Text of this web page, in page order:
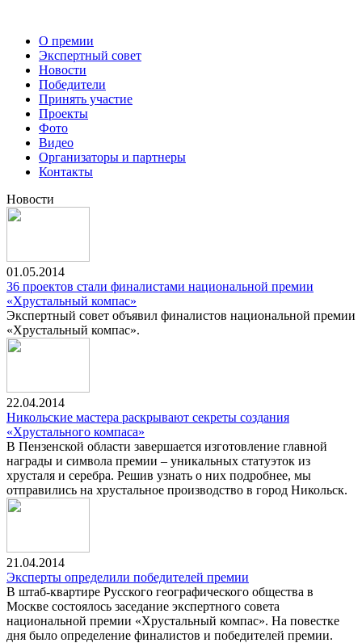
О премии
Экспертный совет
Новости
Победители
Принять участие
Проекты
Фото
Видео
Организаторы и партнеры
Контакты
Новости
01.05.2014
36 проектов стали финалистами национальной премии
«Хрустальный компас»
Экспертный совет объявил финалистов национальной премии
«Хрустальный компас».
22.04.2014
Никольские мастера раскрывают секреты создания
«Хрустального компаса»
В Пензенской области завершается изготовление главной
награды и символа премии – уникальных статуэток из
хрусталя и серебра. Решив узнать о них подробнее, мы
отправились на хрустальное производство в город Никольск.
21.04.2014
Эксперты определили победителей премии
В штаб-квартире Русского географического общества в
Москве состоялось заседание экспертного совета
национальной премии «Хрустальный компас». На повестке
дня было определение финалистов и победителей премии.